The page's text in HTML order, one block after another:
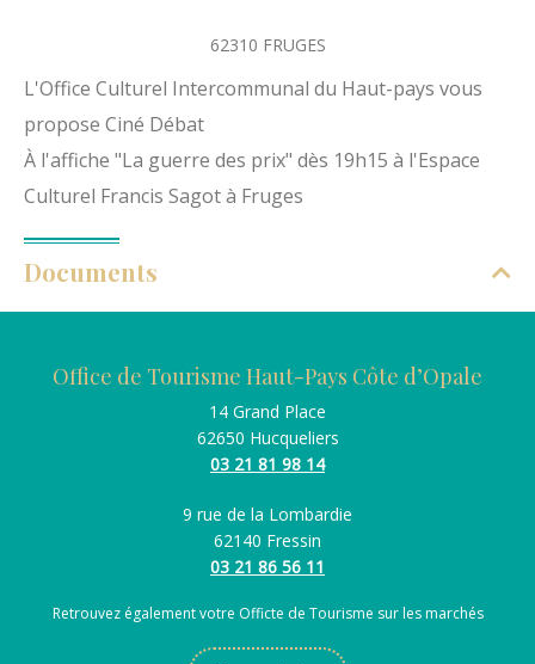
62310 FRUGES
L'Office Culturel Intercommunal du Haut-pays vous
propose Ciné Débat
À l'affiche "La guerre des prix" dès 19h15 à l'Espace
Culturel Francis Sagot à Fruges
Documents
Office de Tourisme Haut-Pays Côte d’Opale
14 Grand Place
62650 Hucqueliers
03 21 81 98 14
9 rue de la Lombardie
62140 Fressin
03 21 86 56 11
Retrouvez également votre Officte de Tourisme sur les marchés